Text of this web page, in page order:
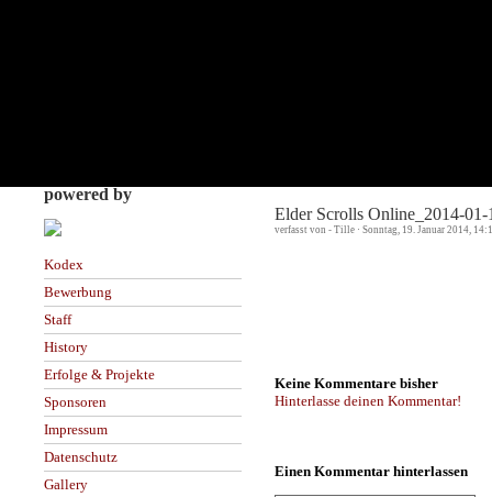
powered by
Kodex
Bewerbung
Staff
History
Erfolge & Projekte
Sponsoren
Impressum
Datenschutz
Gallery
Elder Scrolls Online_2014-01-
verfasst von - Tille · Sonntag, 19. Januar 2014,
Keine Kommentare bisher
Hinterlasse deinen Kommentar!
Einen Kommentar hinterlassen